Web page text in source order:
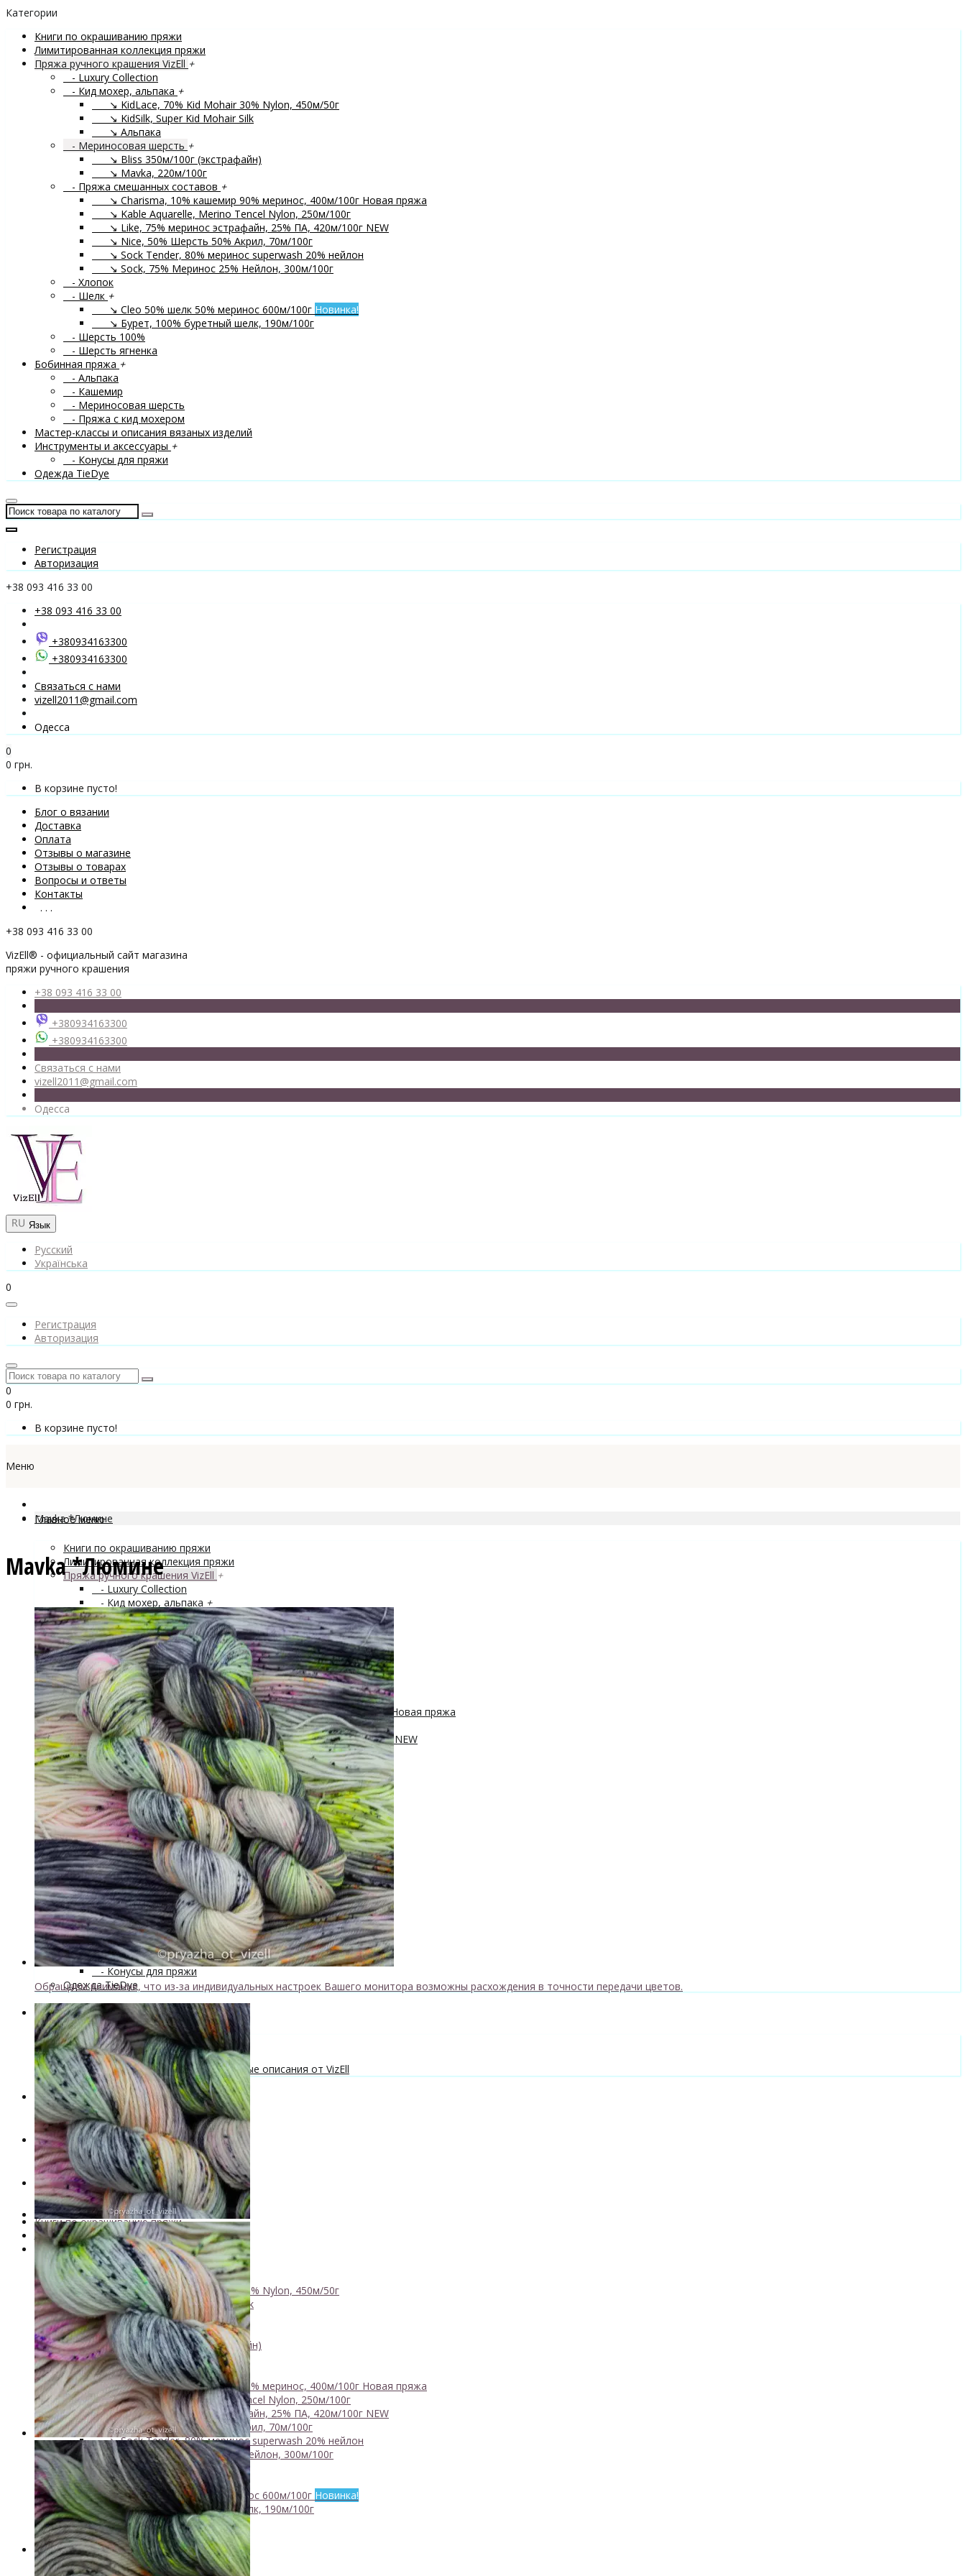
Категории
Книги по окрашиванию пряжи
Лимитированная коллекция пряжи
Пряжа ручного крашения VizEll +
- Luxury Collection
- Кид мохер, альпака +
↘ KidLace, 70% Kid Mohair 30% Nylon, 450м/50г
↘ KidSilk, Super Kid Mohair Silk
↘ Альпака
- Мериносовая шерсть +
↘ Bliss 350м/100г (экстрафайн)
↘ Mavka, 220м/100г
- Пряжа смешанных составов +
↘ Charisma, 10% кашемир 90% меринос, 400м/100г Новая пряжа
↘ Kable Aquarelle, Merino Tencel Nylon, 250м/100г
↘ Like, 75% меринос эстрафайн, 25% ПА, 420м/100г NEW
↘ Nice, 50% Шерсть 50% Акрил, 70м/100г
↘ Sock Tender, 80% меринос superwash 20% нейлон
↘ Sock, 75% Меринос 25% Нейлон, 300м/100г
- Хлопок
- Шелк +
↘ Cleo 50% шелк 50% меринос 600м/100г Новинка!
↘ Бурет, 100% буретный шелк, 190м/100г
- Шерсть 100%
- Шерсть ягненка
Бобинная пряжа +
- Альпака
- Кашемир
- Мериносовая шерсть
- Пряжа с кид мохером
Мастер-классы и описания вязаных изделий
Инструменты и аксессуары +
- Конусы для пряжи
Одежда TieDye
Регистрация
Авторизация
+38 093 416 33 00
+38 093 416 33 00
+380934163300
+380934163300
Связаться с нами
vizell2011@gmail.com
Одесса
0
0 грн.
В корзине пусто!
Блог о вязании
Доставка
Оплата
Отзывы о магазине
Отзывы о товарах
Вопросы и ответы
Контакты
. . .
+38 093 416 33 00
VizEll® - официальный сайт магазина
пряжи ручного крашения
+38 093 416 33 00
+380934163300
+380934163300
Связаться с нами
vizell2011@gmail.com
Одесса
Язык
Русский
Українська
0
Регистрация
Авторизация
0
0 грн.
В корзине пусто!
Меню
Главное меню
Книги по окрашиванию пряжи
Лимитированная коллекция пряжи
Пряжа ручного крашения VizEll +
- Luxury Collection
- Кид мохер, альпака +
↘ KidLace, 70% Kid Mohair 30% Nylon, 450м/50г
↘ KidSilk, Super Kid Mohair Silk
↘ Альпака
- Мериносовая шерсть+
↘ Bliss 350м/100г (экстрафайн)
↘ Mavka, 220м/100г
- Пряжа смешанных составов+
↘ Charisma, 10% кашемир 90% меринос, 400м/100гНовая пряжа
↘ Kable Aquarelle, Merino Tencel Nylon, 250м/100г
↘ Like, 75% меринос эстрафайн, 25% ПА, 420м/100гNEW
↘ Nice, 50% Шерсть 50% Акрил, 70м/100г
↘ Sock Tender, 80% меринос superwash 20% нейлон
↘ Sock, 75% Меринос 25% Нейлон, 300м/100г
- Хлопок
- Шелк+
↘ Cleo 50% шелк 50% меринос 600м/100гНовинка!
↘ Бурет, 100% буретный шелк, 190м/100г
- Шерсть 100%
- Шерсть ягненка
Бобинная пряжа+
- Альпака
- Кашемир
- Мериносовая шерсть
- Пряжа с кид мохером
Мастер-классы и описания вязаных изделий
Инструменты и аксессуары+
- Конусы для пряжи
Одежда TieDye
Блог о вязании
Бесплатные описания моделей
Вязальные лайфхаки
Галерея вязаных изделий и бесплатные описания от VizEll
Скидки
Новинки
. . .
Книги по окрашиванию пряжи
Лимитированная коллекция пряжи
Пряжа ручного крашения VizEll+
- Luxury Collection
- Кид мохер, альпака+
↘ KidLace, 70% Kid Mohair 30% Nylon, 450м/50г
↘ KidSilk, Super Kid Mohair Silk
↘ Альпака
- Мериносовая шерсть+
↘ Bliss 350м/100г (экстрафайн)
↘ Mavka, 220м/100г
- Пряжа смешанных составов+
↘ Charisma, 10% кашемир 90% меринос, 400м/100г Новая пряжа
↘ Kable Aquarelle, Merino Tencel Nylon, 250м/100г
↘ Like, 75% меринос эстрафайн, 25% ПА, 420м/100г NEW
↘ Nice, 50% Шерсть 50% Акрил, 70м/100г
↘ Sock Tender, 80% меринос superwash 20% нейлон
↘ Sock, 75% Меринос 25% Нейлон, 300м/100г
- Хлопок
- Шелк+
↘ Cleo 50% шелк 50% меринос 600м/100г Новинка!
↘ Бурет, 100% буретный шелк, 190м/100г
- Шерсть 100%
- Шерсть ягненка
Бобинная пряжа+
- Альпака
Mavka *Люмине
Mavka *Люмине
Обращаем внимание, что из-за индивидуальных настроек Вашего монитора возможны расхождения в точности передачи цветов.